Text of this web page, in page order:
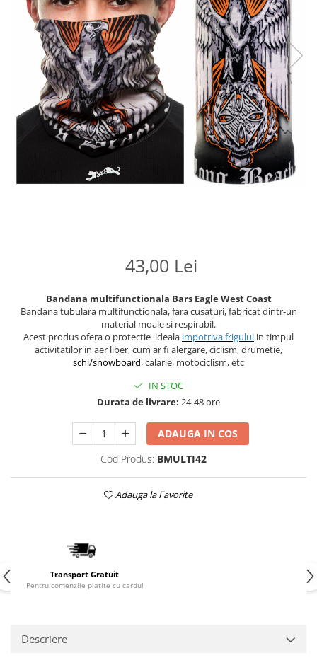
43,00 Lei
Bandana multifunctionala Bars Eagle West Coast
Bandana tubulara multifunctionala, fara cusaturi, fabricat dintr-un
material moale si respirabil.
Acest produs ofera o protectie ideala impotriva frigului in timpul
activitatilor in aer liber, cum ar fi alergare, ciclism, drumetie,
schi/snowboard, calarie, motociclism, etc
IN STOC
Durata de livrare: 24-48 ore
ADAUGA IN COS
Cod Produs: BMULTI42
Adauga la Favorite
Transport Gratuit
Pentru comenzile platite cu cardul
Descriere